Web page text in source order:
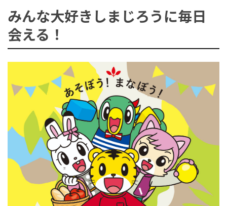
みんな大好きしまじろうに毎日
会える！